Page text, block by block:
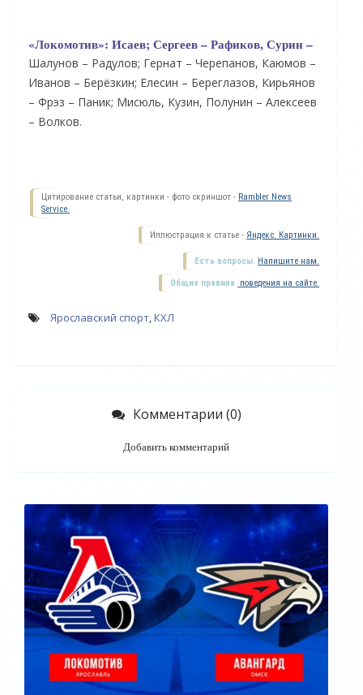
«Локомотив»: Исаев; Сергеев – Рафиков, Сурин –
Шалунов – Радулов; Гернат – Черепанов, Каюмов –
Иванов – Берёзкин; Елесин – Береглазов, Кирьянов
– Фрэз – Паник; Мисюль, Кузин, Полунин – Алексеев
– Волков.
Цитирование статьи, картинки - фото скриншот - Rambler News
Service.
Иллюстрация к статье - Яндекс. Картинки.
Есть вопросы. Напишите нам.
Общие правила поведения на сайте.
Ярославский спорт,КХЛ
Комментарии (0)
Добавить комментарий